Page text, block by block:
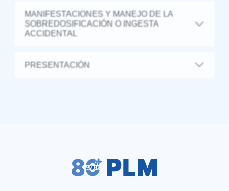
MANIFESTACIONES Y MANEJO DE LA
SOBREDOSIFICACIÓN O INGESTA
ACCIDENTAL
PRESENTACIÓN